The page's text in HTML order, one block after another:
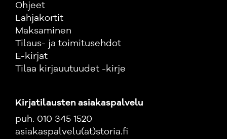
Ohjeet
Lahjakortit
Maksaminen
Tilaus- ja toimitusehdot
E-kirjat
Tilaa kirjauutuudet -kirje
Kirjatilausten asiakaspalvelu
puh. 010 345 1520
asiakaspalvelu(at)storia.fi